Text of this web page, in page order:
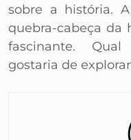
sobre a história.
quebra-cabeça da
fascinante.
gostaria de